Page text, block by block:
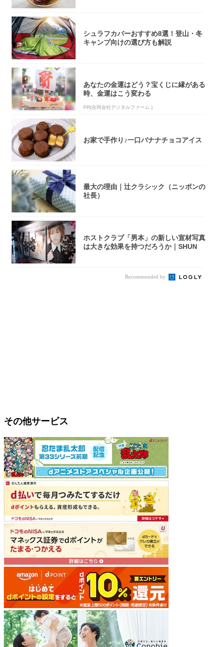
シュラフカバーおすすめ8選！登山・冬
キャンプ向けの選び方も解説
あなたの金運はどう？宝くじに縁がある
時、金運はこう変わる
PR(合同会社デジタルファーム )
お家で手作り♪一口バナナチョコアイス
最大の理由｜辻クラシック（ニッポンの
社長）
ホストクラブ「男本」の新しい宣材写真
は大きな効果を持つだろうか｜SHUN
Recommended by
その他サービス